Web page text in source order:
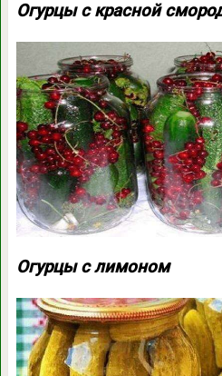
Огурцы с красной
Огурцы с лимоном